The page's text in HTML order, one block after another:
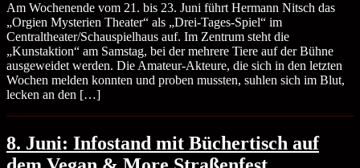
Am Wochenende vom 21. bis 23. Juni führt Hermann Nitsch das
„Orgien Mysterien Theater“ als „Drei-Tages-Spiel“ im
Centraltheater/Schauspielhaus auf. Im Zentrum steht die
„Kunstaktion“ am Samstag, bei der mehrere Tiere auf der Bühne
ausgeweidet werden. Die Amateur-Akteure, die sich in den letzten
Wochen melden konnten und proben mussten, suhlen sich im Blut,
lecken an den […]
8. Juni: Infostand mit Büchertisch auf